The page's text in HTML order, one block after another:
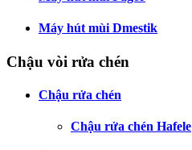
Máy hút mùi Dmestik
Chậu vòi rửa chén
Chậu rửa chén
Chậu rửa chén Hafele